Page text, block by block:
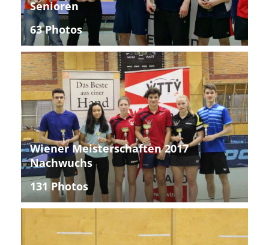
Senioren
63 Photos
Wiener Meisterschaften 2017
Nachwuchs
131 Photos